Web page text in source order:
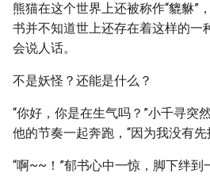
熊猫在这个世界上还被称作“貔貅”
书并不知道世上还存在着这样的一
会说人话。
不是妖怪？还能是什么？
“你好，你是在生气吗？”小千寻突
他的节奏一起奔跑，“因为我没有
“啊~~！”郁书心中一惊，脚下绊